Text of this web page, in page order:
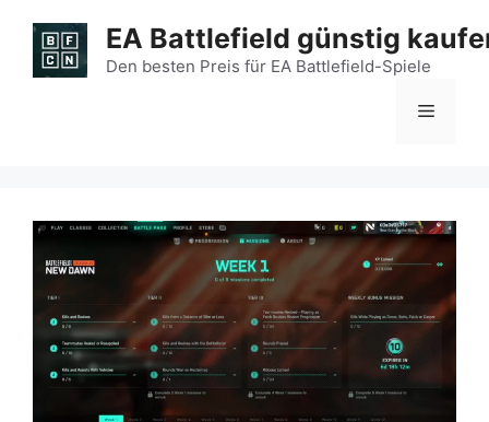
Inhalt
springen
EA Battlefield günstig
Den besten Preis für EA Battlefield-Spiele
Menü